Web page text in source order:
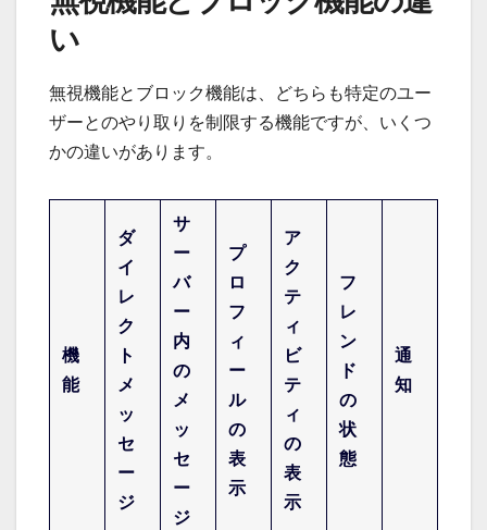
い
無視機能とブロック機能は、どちらも特定のユー
ザーとのやり取りを制限する機能ですが、いくつ
かの違いがあります。
機
能
ダ
イ
レ
ク
ト
メ
ッ
セ
ー
ジ
サ
ー
バ
ー
内
の
メ
ッ
セ
ー
ジ
プ
ロ
フ
ィ
ー
ル
の
表
示
ア
ク
テ
ィ
ビ
テ
ィ
の
表
示
フ
レ
ン
ド
の
状
態
通
知